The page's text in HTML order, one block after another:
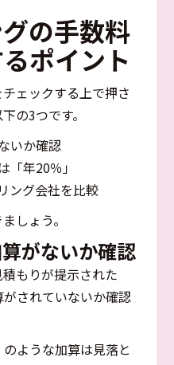
の手数料
ポイント
ェックする上で押さ
の3つです。
いか確認
「年20％」
ング会社を比較
しょう。
がないか確認
もりが提示された
されていないか確認
ような加算は見落と